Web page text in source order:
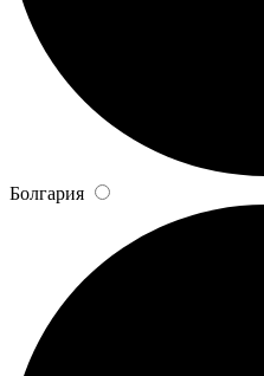
Болгария